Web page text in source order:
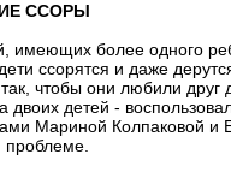
ССОРЫ
имеющих более одного
ссорятся и даже
чтобы они любили
детей -
Мариной Колпаковой и
проблеме.